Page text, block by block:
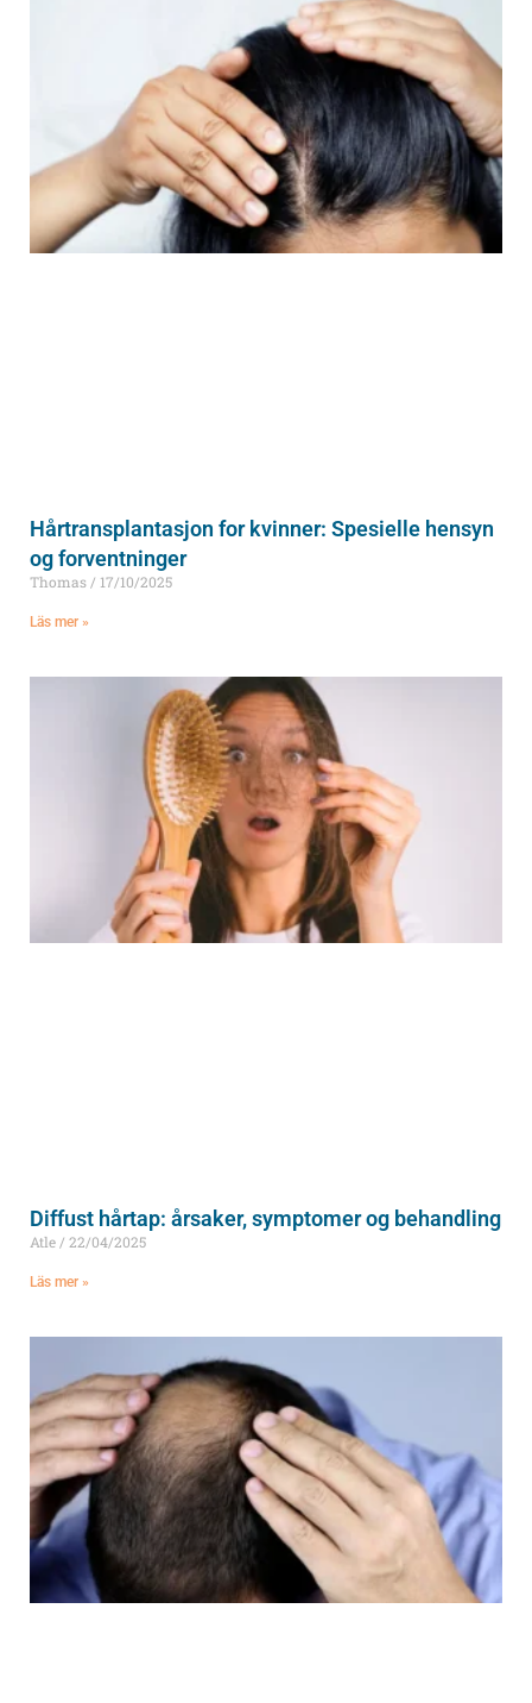
Hårtransplantasjon for kvinner: Spesielle hensyn
og forventninger
Thomas 17/10/2025
Läs mer »
Diffust hårtap: årsaker, symptomer og behandling
Atle 22/04/2025
Läs mer »